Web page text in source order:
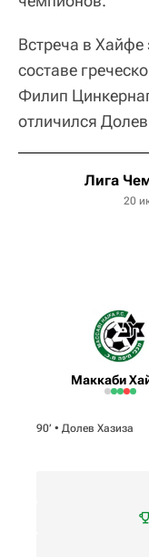
Встреча в
составе
Филип
отличился
Лига
20
Маккаби
90‎’‎ • Долев Хазиза